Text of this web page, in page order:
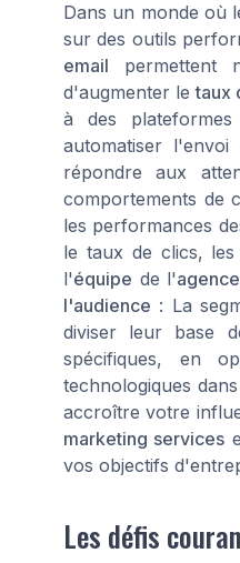
Dans un monde où
sur des outils
email permettent
d'augmenter letaux
à des
automatiser
répondre aux
comportements de
les performances
le taux de clics,
l'équipe de l'agence
l'audience : La
diviser leur base
spécifiques, en
technologiques
accroître votre
marketing services
vos objectifs
Les défis